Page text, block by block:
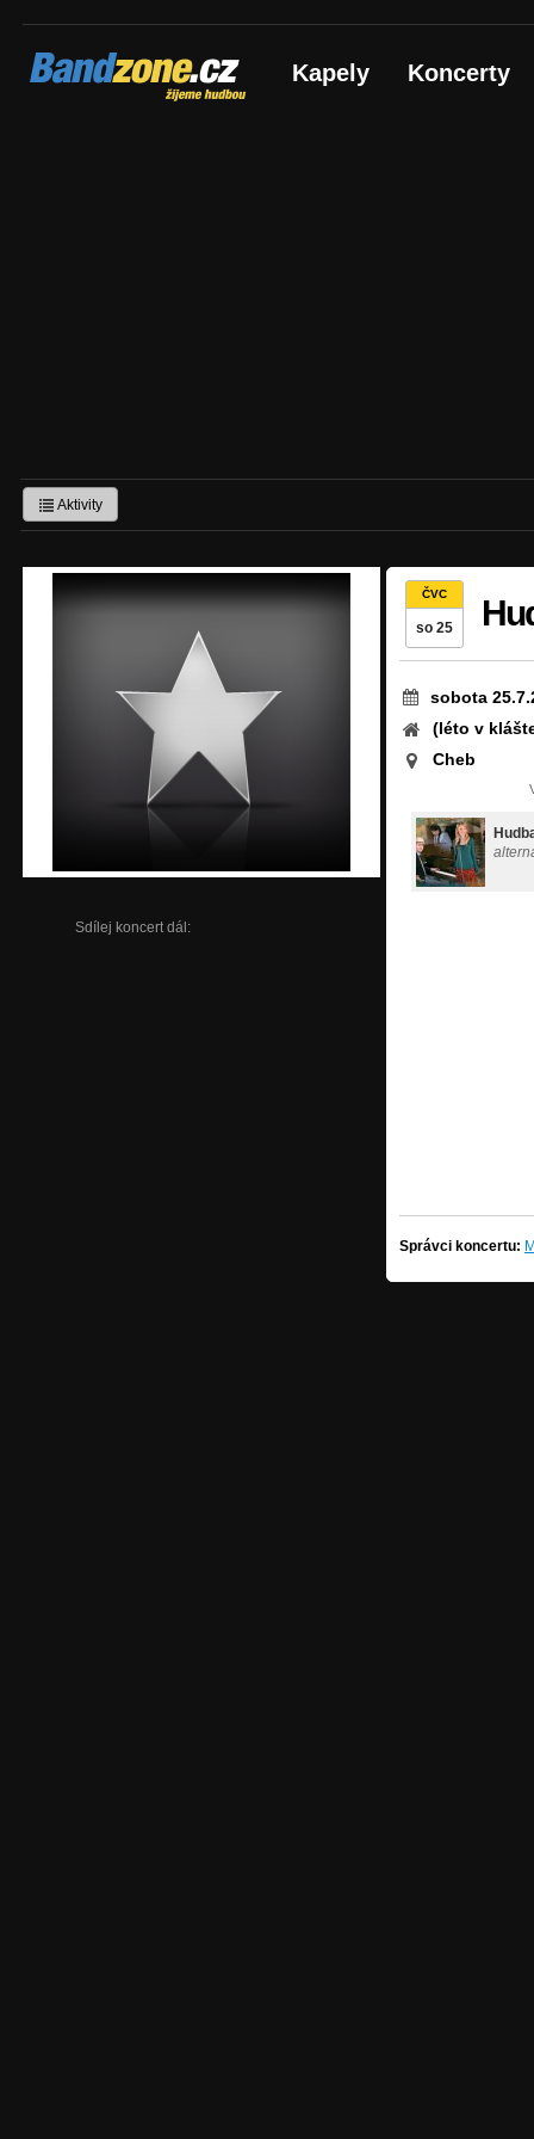
Bandzone.cz
žijeme hudbou Kapely Koncerty
Aktivity
Sdílej koncert dál:
ČVC
so 25
sobota
(léto v
Cheb
Správci koncertu: